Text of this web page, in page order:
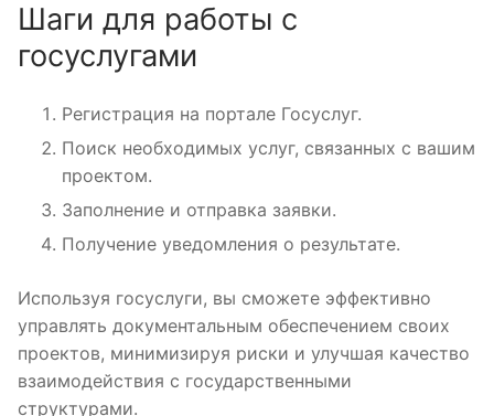
Шаги для работы с
госуслугами
Регистрация на портале Госуслуг.
Поиск необходимых услуг, связанных с вашим
проектом.
Заполнение и отправка заявки.
Получение уведомления о результате.
Используя госуслуги, вы сможете эффективно
управлять документальным обеспечением своих
проектов, минимизируя риски и улучшая качество
взаимодействия с государственными
структурами.